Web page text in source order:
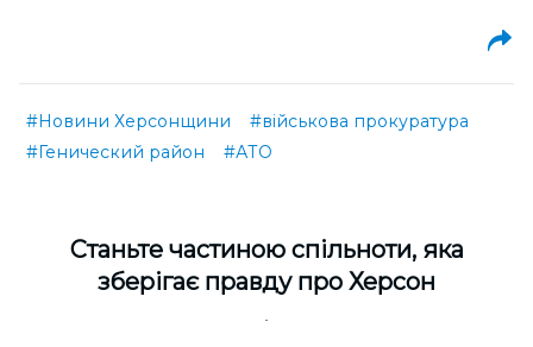
#Новини Херсонщини
#військова прокуратура
#Генический район
#АТО
Cтаньте частиною спільноти, яка
зберігає правду про Херсон